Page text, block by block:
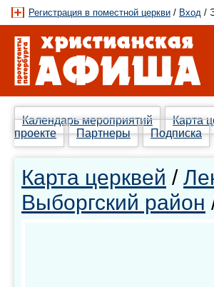
Регистрация в поместной церкви / Вход /
Календарь мероприятий Карта
проекте
Партнеры Подписка
Карта церквей /
Выборгский район